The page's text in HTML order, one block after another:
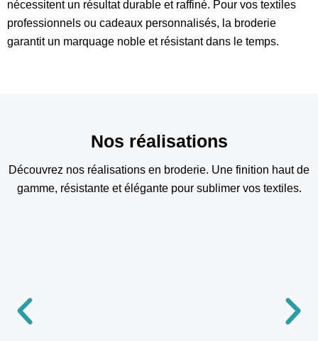
nécessitent un résultat durable et raffiné. Pour vos textiles
professionnels ou cadeaux personnalisés, la broderie
garantit un marquage noble et résistant dans le temps.
Nos réalisations
Découvrez nos réalisations en broderie. Une finition haut de
gamme, résistante et élégante pour sublimer vos textiles.